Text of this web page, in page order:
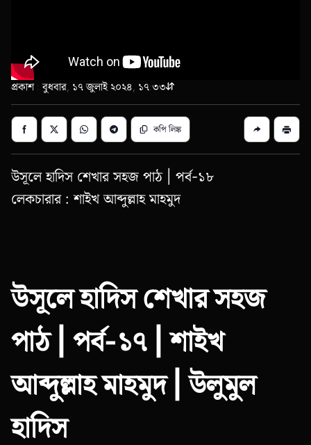
প্রকাশ : বুধবার, ১৭ জুলাই ২০২৪, ১৭:৩৩
কপি লিঙ্ক
উসূলে হাদিস শেখার সহজ পাঠ | পর্ব-১৮
লেকচারার : শাইখ আব্দুল্লাহ মাহমুদ
উসূলে হাদিস শেখার সহজ
পাঠ | পর্ব-১৭ | শাইখ
আব্দুল্লাহ মাহমুদ | উলুমুল
হাদিস